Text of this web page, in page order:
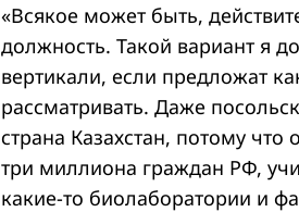
«Всякое может быть,
должность. Такой вариант я
вертикали, если предложат
рассматривать. Даже
страна Казахстан, потому
три миллиона граждан РФ,
какие-то биолаборатории и